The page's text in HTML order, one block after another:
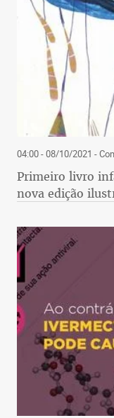
04:00 - 08/10/2021 -
Primeiro livro
nova edição